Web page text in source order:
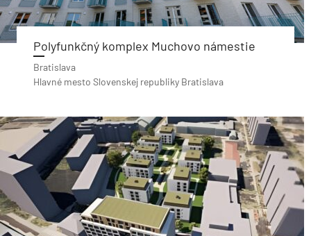
Polyfunkčný komplex Muchovo námestie
Bratislava
Hlavné mesto Slovenskej republiky Bratislava